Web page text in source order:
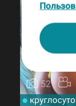
52